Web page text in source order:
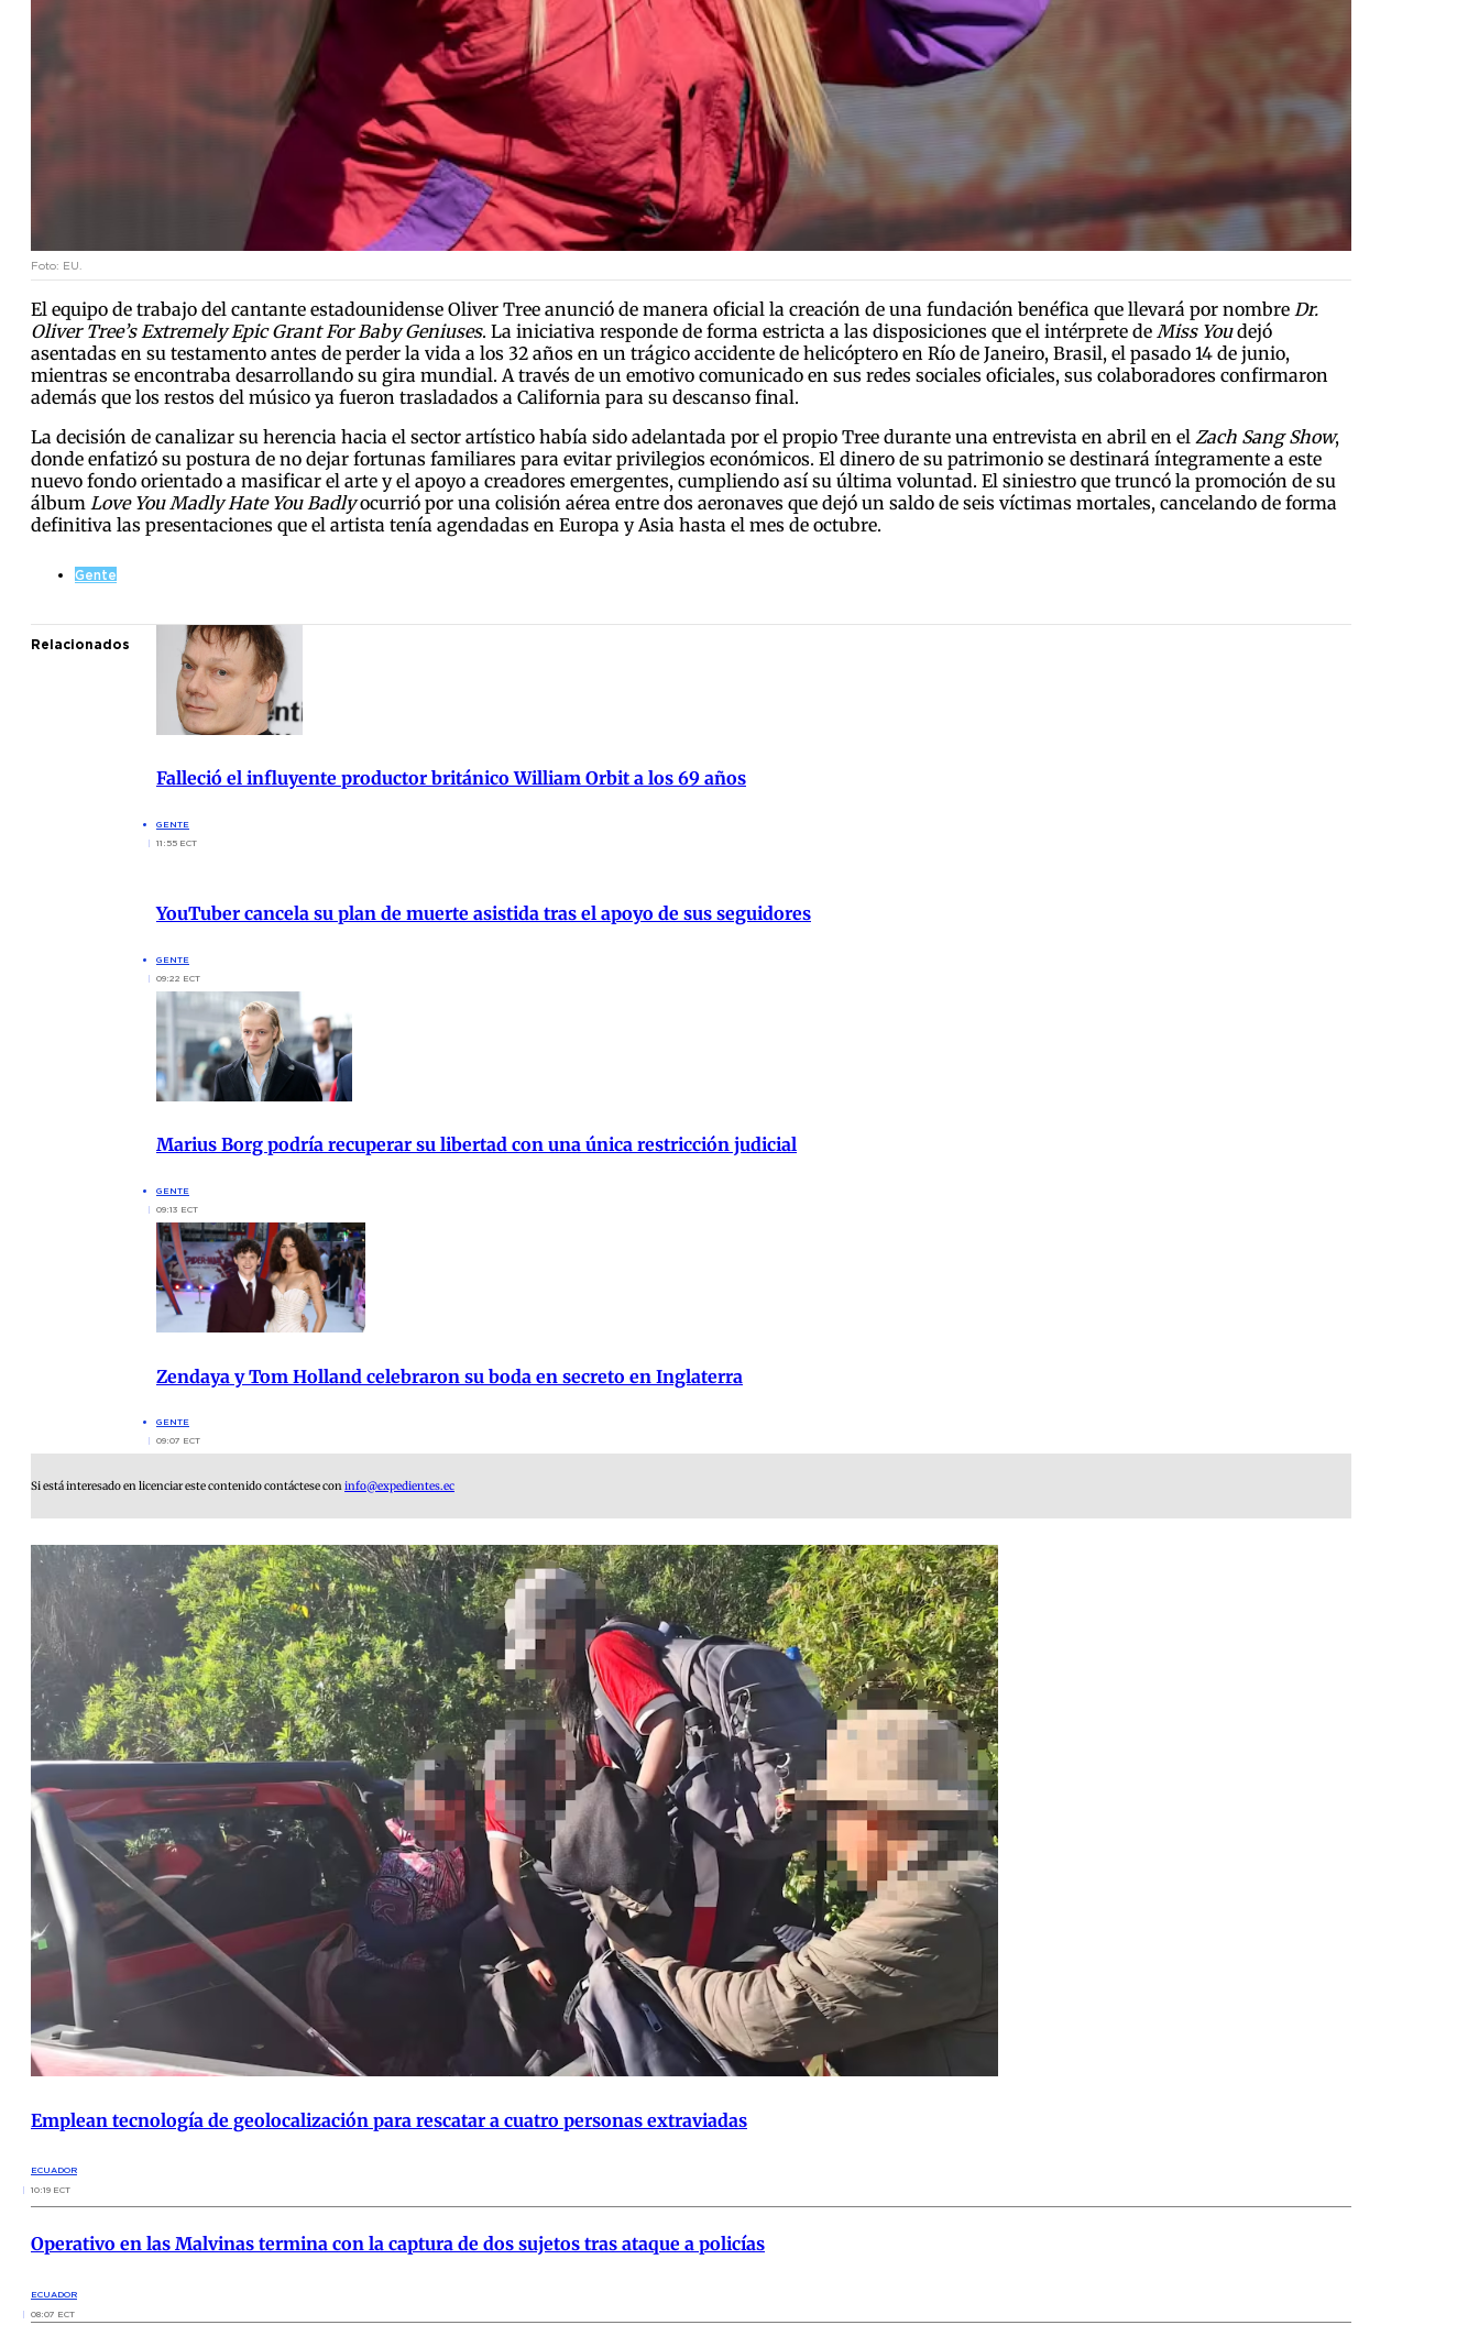
Foto: EU.
El equipo de trabajo del cantante estadounidense Oliver Tree anunció de manera oficial la creación de una fundación benéfica que llevará por nombre Dr.
Oliver Tree’s Extremely Epic Grant For Baby Geniuses. La iniciativa responde de forma estricta a las disposiciones que el intérprete de Miss Youdejó
asentadas en su testamento antes de perder la vida a los 32 años en un trágico accidente de helicóptero en Río de Janeiro, Brasil, el pasado 14 de junio,
mientras se encontraba desarrollando su gira mundial. A través de un emotivo comunicado en sus redes sociales oficiales, sus colaboradores confirmaron
además que los restos del músico ya fueron trasladados a California para su descanso final.
La decisión de canalizar su herencia hacia el sector artístico había sido adelantada por el propio Tree durante una entrevista en abril en el Zach Sang Show,
donde enfatizó su postura de no dejar fortunas familiares para evitar privilegios económicos. El dinero de su patrimonio se destinará íntegramente a este
nuevo fondo orientado a masificar el arte y el apoyo a creadores emergentes, cumpliendo así su última voluntad. El siniestro que truncó la promoción de su
álbum Love You Madly Hate You Badlyocurrió por una colisión aérea entre dos aeronaves que dejó un saldo de seis víctimas mortales, cancelando de forma
definitiva las presentaciones que el artista tenía agendadas en Europa y Asia hasta el mes de octubre.
Gente
Relacionados
Falleció el influyente productor británico William Orbit a los 69 años
GENTE
11:55 ECT
YouTuber cancela su plan de muerte asistida tras el apoyo de sus seguidores
GENTE
09:22 ECT
Marius Borg podría recuperar su libertad con una única restricción judicial
GENTE
09:13 ECT
Zendaya y Tom Holland celebraron su boda en secreto en Inglaterra
GENTE
09:07 ECT
Si está interesado en licenciar este contenido contáctese coninfo@expedientes.ec
Emplean tecnología de geolocalización para rescatar a cuatro personas extraviadas
ECUADOR
10:19 ECT
Operativo en las Malvinas termina con la captura de dos sujetos tras ataque a policías
ECUADOR
08:07 ECT